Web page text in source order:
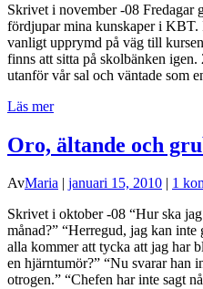
Skrivet i november -08 Fredagar
fördjupar mina kunskaper i KBT.
vanligt upprymd på väg till
finns att sitta på skolbänken
utanför vår sal och väntade
Läs mer
Oro, ältande och
AvMaria | januari 15, 2010 | 1
Skrivet i oktober -08 “Hur ska
månad?” “Herregud, jag kan inte
alla kommer att tycka att jag har
en hjärntumör?” “Nu svarar han
otrogen.” “Chefen har inte sagt